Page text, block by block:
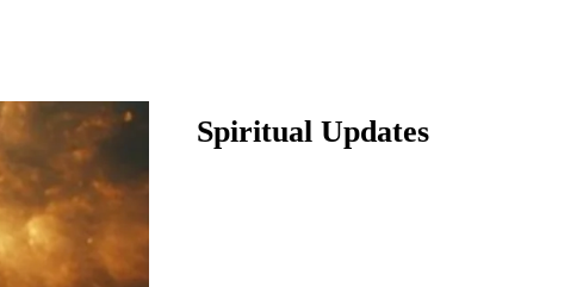
Spiritual Updates